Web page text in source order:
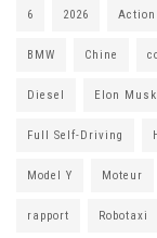
6 2026 Action
BMW Chine
Diesel Elon Musk
Full Self-Driving
Model Y Moteur
rapport Robotaxi